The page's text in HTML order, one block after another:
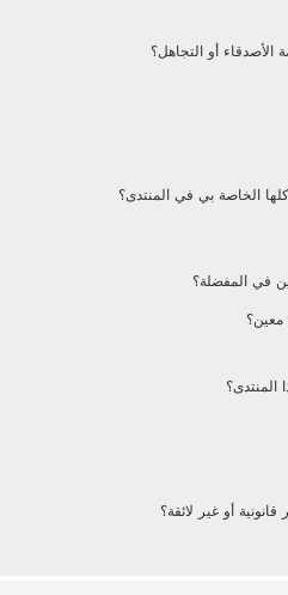
أو التجاهل؟
الخاصة بي في المنتدى؟
في المفضلة؟
معين؟
أو غير لائقة؟